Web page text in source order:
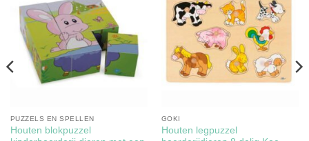
Toevoegen
aan
verlanglijst
PUZZELS EN SPELLEN
Houten blokpuzzel
Toevoegen
aan
verlanglijst
GOKI
Houten legpuzzel